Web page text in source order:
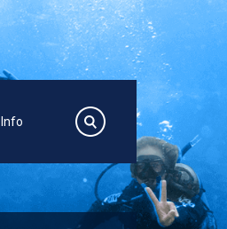
Info